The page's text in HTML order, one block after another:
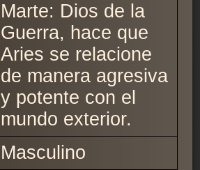
Marte: Dios de la
Guerra, hace que
Aries se relacione
de manera agresiva
y potente con el
mundo exterior.
Masculino